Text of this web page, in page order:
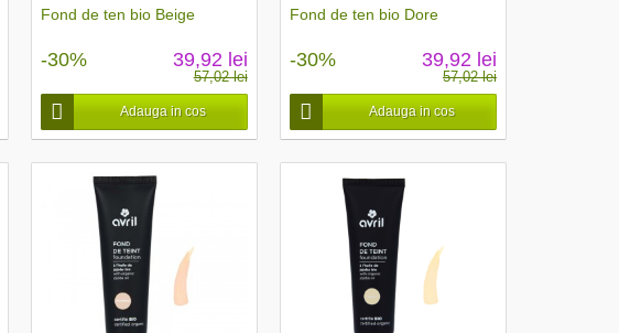
Fond de ten bio Beige
-30% 39,92 lei
57,02 lei
Adauga in cos
Fond de ten bio Dore
-30% 39,92 lei
57,02 lei
Adauga in cos